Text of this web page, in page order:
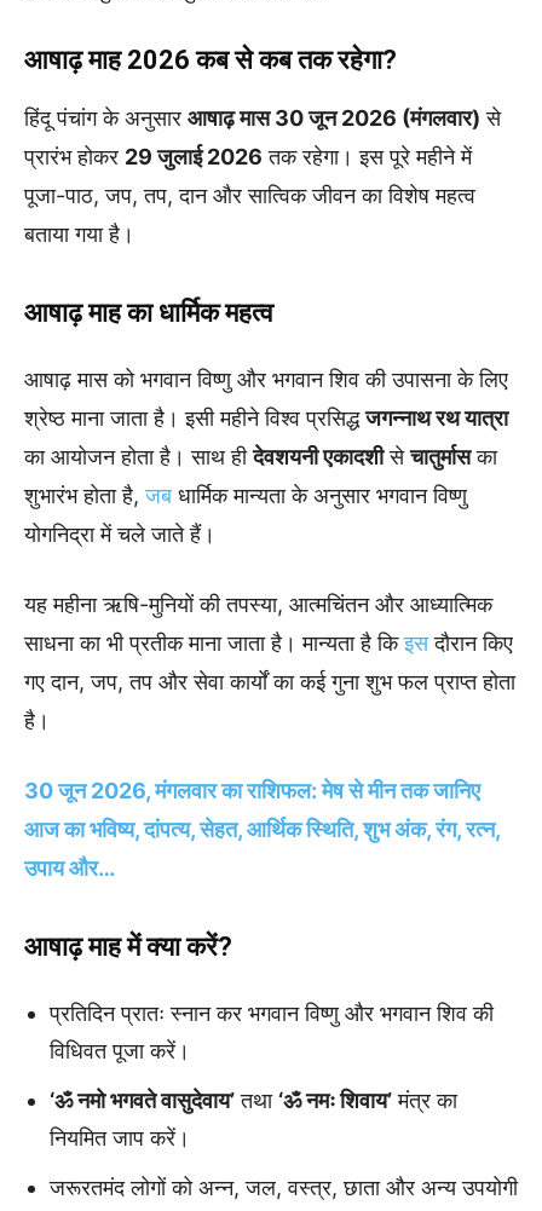
आषाढ़ माह 2026 कब से कब तक रहेगा?
हिंदू पंचांग के अनुसार आषाढ़ मास 30 जून 2026 (मंगलवार) से
प्रारंभ होकर 29 जुलाई 2026 तक रहेगा। इस पूरे महीने में
पूजा-पाठ, जप, तप, दान और सात्विक जीवन का विशेष महत्व
बताया गया है।
आषाढ़ माह का धार्मिक महत्व
आषाढ़ मास को भगवान विष्णु और भगवान शिव की उपासना के लिए
श्रेष्ठ माना जाता है। इसी महीने विश्व प्रसिद्धजगन्नाथ रथ यात्रा
का आयोजन होता है। साथ हीदेवशयनी एकादशीसेचातुर्मासका
शुभारंभ होता है,जब धार्मिक मान्यता के अनुसार भगवान विष्णु
योगनिद्रा में चले जाते हैं।
यह महीना ऋषि-मुनियों की तपस्या, आत्मचिंतन और आध्यात्मिक
साधना का भी प्रतीक माना जाता है। मान्यता है किइसदौरान किए
गए दान, जप, तप और सेवा कार्यों का कई गुना शुभ फल प्राप्त होता
है।
30 जून 2026, मंगलवार का राशिफल: मेष से मीन तक जानिए
आज का भविष्य, दांपत्य, सेहत, आर्थिक स्थिति, शुभ अंक, रंग, रत्न,
उपाय और…
आषाढ़ माह में क्या करें?
प्रतिदिन प्रातः स्नान कर भगवान विष्णु और भगवान शिव की
विधिवत पूजा करें।
‘ॐ नमो भगवते वासुदेवाय’तथा ‘ॐ नमः शिवाय’मंत्र का
नियमित जाप करें।
जरूरतमंद लोगों को अन्न, जल, वस्त्र, छाता और अन्य उपयोगी